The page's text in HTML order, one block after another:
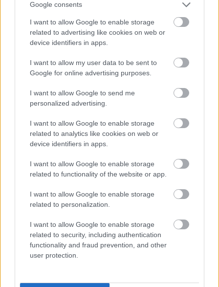
Google consents
I want to allow Google to enable storage
related to advertising like cookies on web or
device identifiers in apps.
I want to allow my user data to be sent to
Google for online advertising purposes.
I want to allow Google to send me
personalized advertising.
I want to allow Google to enable storage
related to analytics like cookies on web or
device identifiers in apps.
I want to allow Google to enable storage
related to functionality of the website or app.
I want to allow Google to enable storage
related to personalization.
I want to allow Google to enable storage
related to security, including authentication
functionality and fraud prevention, and other
user protection.
6. Harald Astrup Arnesen, Heming IL, 3:19.49
Fullstendige resultater
Søndag avslutter Norgescupen på Gålå med 20
kilometer klassisk for både kvinner og menn.
Meld deg på vårt nyhetsbrev
Meld deg på
MEST LEST
Vrake
Går
Disse
Feiret
Trekk